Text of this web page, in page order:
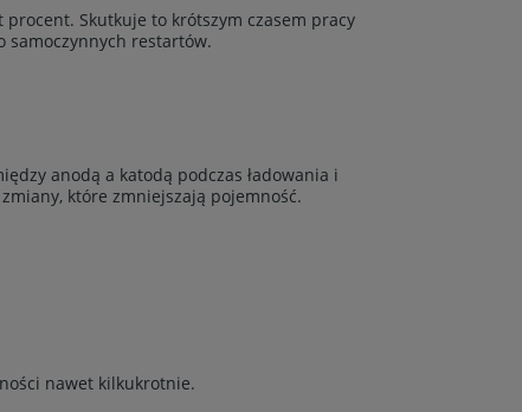
procent. Skutkuje to krótszym czasem pracy
samoczynnych restartów.
anodą a katodą podczas ładowania i
które zmniejszają pojemność.
nawet kilkukrotnie.